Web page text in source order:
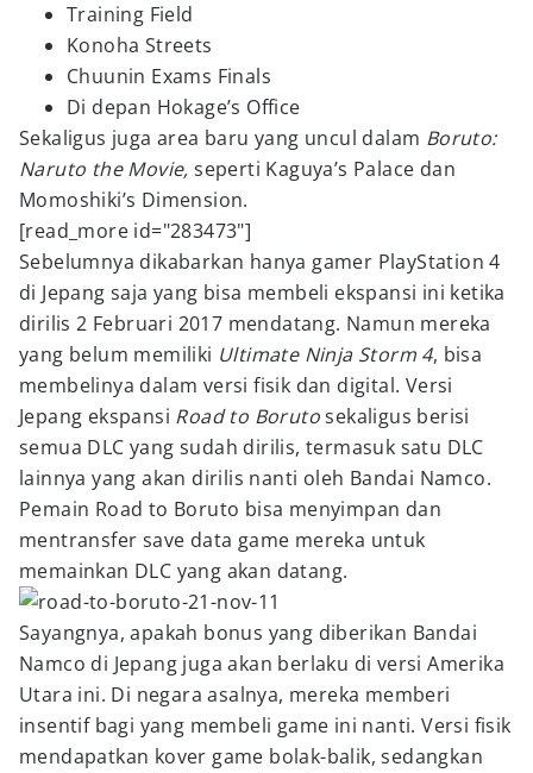
Training Field
Konoha Streets
Chuunin Exams Finals
Di depan Hokage’s Office
Sekaligus juga area baru yang uncul dalam Boruto:
Naruto the Movie, seperti Kaguya’s Palace dan
Momoshiki’s Dimension.
[read_more id="283473"]
Sebelumnya dikabarkan hanya gamer PlayStation 4
di Jepang saja yang bisa membeli ekspansi ini ketika
dirilis 2 Februari 2017 mendatang. Namun mereka
yang belum memiliki Ultimate Ninja Storm 4, bisa
membelinya dalam versi fisik dan digital. Versi
Jepang ekspansi Road to Borutosekaligus berisi
semua DLC yang sudah dirilis, termasuk satu DLC
lainnya yang akan dirilis nanti oleh Bandai Namco.
Pemain Road to Boruto bisa menyimpan dan
mentransfer save data game mereka untuk
memainkan DLC yang akan datang.
Sayangnya, apakah bonus yang diberikan Bandai
Namco di Jepang juga akan berlaku di versi Amerika
Utara ini. Di negara asalnya, mereka memberi
insentif bagi yang membeli game ini nanti. Versi fisik
mendapatkan kover game bolak-balik, sedangkan